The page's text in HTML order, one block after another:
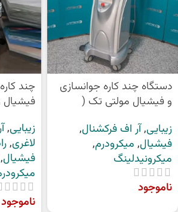
دستگاه چند کاره جوانسازی
و فیشیال مولتی تک (
زیبایی,آر اف فرکشنال,
فیشیال, میکرودرم,
میکرونیدلینگ
ناموجود
چند
فیشیال
زیبایی,
لاغری,
فیشیال,
ناموجود